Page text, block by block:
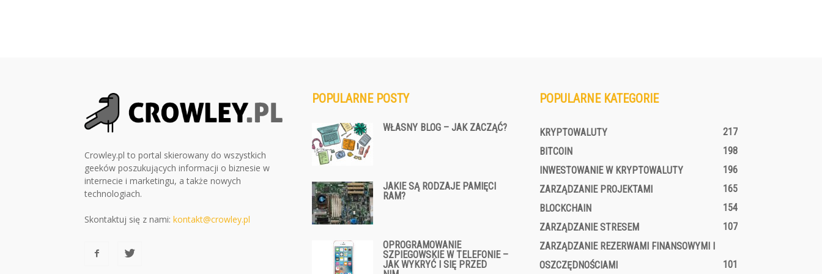
Crowley.pl to portal skierowany do wszystkich
geeków poszukujących informacji o biznesie w
internecie i marketingu, a także nowych
technologiach.
Skontaktuj się z nami: kontakt@crowley.pl
POPULARNE POSTY
WŁASNY BLOG – JAK ZACZĄĆ?
JAKIE SĄ RODZAJE PAMIĘCI
RAM?
OPROGRAMOWANIE
SZPIEGOWSKIE W TELEFONIE –
JAK WYKRYĆ I SIĘ PRZED
POPULARNE KATEGORIE
KRYPTOWALUTY
217
BITCOIN
198
INWESTOWANIE W KRYPTOWALUTY
196
ZARZĄDZANIE PROJEKTAMI
165
BLOCKCHAIN
154
ZARZĄDZANIE STRESEM
107
ZARZĄDZANIE REZERWAMI FINANSOWYMI I
OSZCZĘDNOŚCIAMI
101